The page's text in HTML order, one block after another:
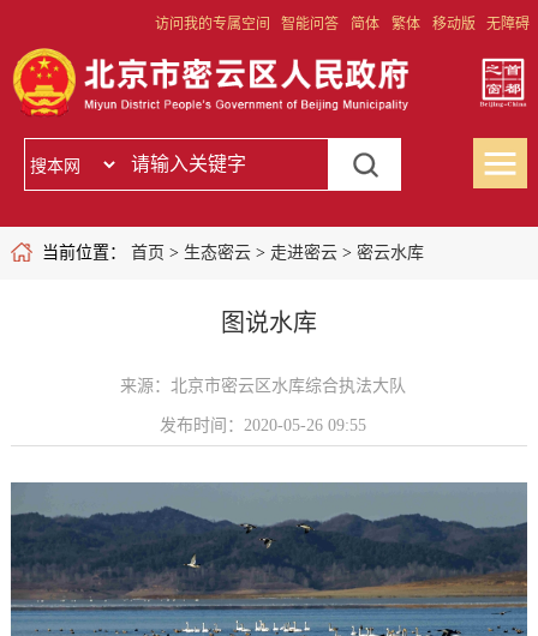
访问我的专属空间 智能问答 简体 繁体 移动版 无障碍
当前位置： 首页 > 生态密云> 走进密云> 密云水库
图说水库
来源：北京市密云区水库综合执法大队
发布时间：2020-05-26 09:55